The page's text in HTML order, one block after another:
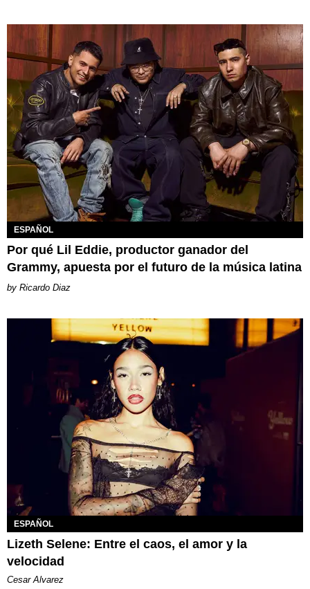
ESPAÑOL
Por qué Lil Eddie, productor ganador del
Grammy, apuesta por el futuro de la música latina
Ricardo Diaz
ESPAÑOL
Lizeth Selene: Entre el caos, el amor y la
velocidad
Cesar Alvarez